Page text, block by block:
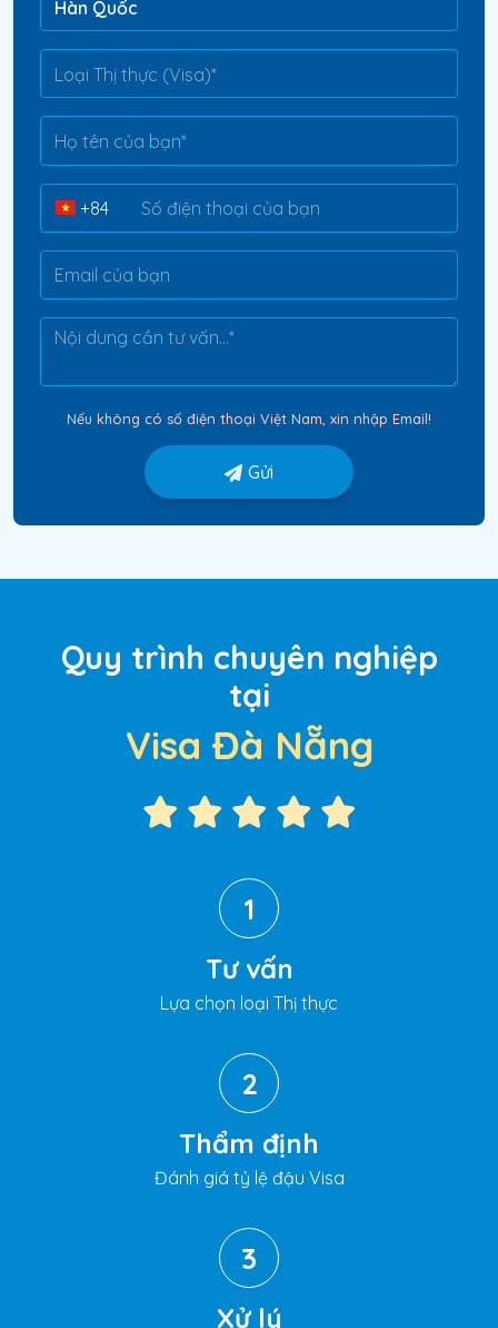
Nếu không có số điện thoại Việt Nam, xin nhập Email!
Gửi
Quy trình chuyên nghiệp
tại
Visa Đà Nẵng
1
Tư vấn
Lựa chọn loại Thị thực
2
Thẩm định
Đánh giá tỷ lệ đậu Visa
3
Xử lý